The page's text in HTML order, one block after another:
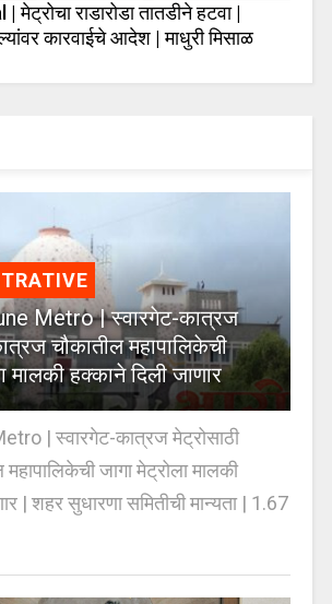
राडारोडा तातडीने हटवा |
कारवाईचे आदेश | माधुरी मिसाळ
Metro | स्वारगेट-कात्रज
चौकातील महापालिकेची
मालकी हक्काने दिली जाणार
| स्वारगेट-कात्रज मेट्रोसाठी
जागा मेट्रोला मालकी
| शहर सुधारणा समितीची मान्यता | 1.67